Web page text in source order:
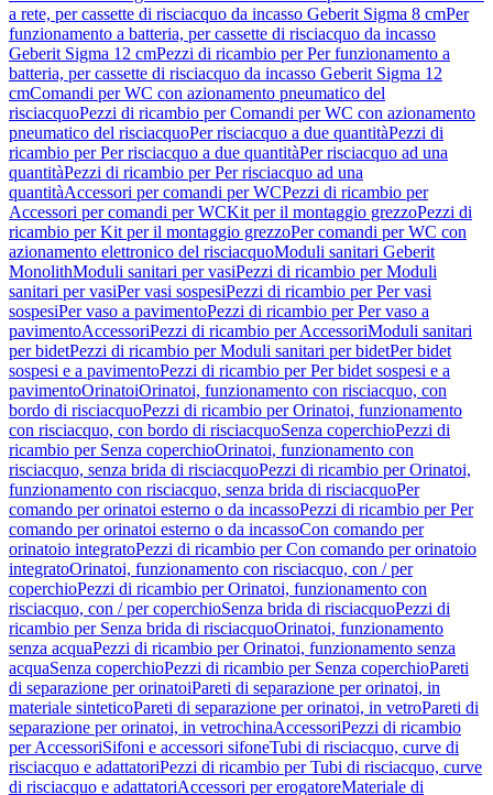
a rete, per cassette di risciacquo da incasso Geberit Sigma 8 cmPer
funzionamento a batteria, per cassette di risciacquo da incasso
Geberit Sigma 12 cmPezzi di ricambio per Per funzionamento a
batteria, per cassette di risciacquo da incasso Geberit Sigma 12
cmComandi per WC con azionamento pneumatico del
risciacquoPezzi di ricambio per Comandi per WC con azionamento
pneumatico del risciacquoPer risciacquo a due quantitàPezzi di
ricambio per Per risciacquo a due quantitàPer risciacquo ad una
quantitàPezzi di ricambio per Per risciacquo ad una
quantitàAccessori per comandi per WCPezzi di ricambio per
Accessori per comandi per WCKit per il montaggio grezzoPezzi di
ricambio per Kit per il montaggio grezzoPer comandi per WC con
azionamento elettronico del risciacquoModuli sanitari Geberit
MonolithModuli sanitari per vasiPezzi di ricambio per Moduli
sanitari per vasiPer vasi sospesiPezzi di ricambio per Per vasi
sospesiPer vaso a pavimentoPezzi di ricambio per Per vaso a
pavimentoAccessoriPezzi di ricambio per AccessoriModuli sanitari
per bidetPezzi di ricambio per Moduli sanitari per bidetPer bidet
sospesi e a pavimentoPezzi di ricambio per Per bidet sospesi e a
pavimentoOrinatoiOrinatoi, funzionamento con risciacquo, con
bordo di risciacquoPezzi di ricambio per Orinatoi, funzionamento
con risciacquo, con bordo di risciacquoSenza coperchioPezzi di
ricambio per Senza coperchioOrinatoi, funzionamento con
risciacquo, senza brida di risciacquoPezzi di ricambio per Orinatoi,
funzionamento con risciacquo, senza brida di risciacquoPer
comando per orinatoi esterno o da incassoPezzi di ricambio per Per
comando per orinatoi esterno o da incassoCon comando per
orinatoio integratoPezzi di ricambio per Con comando per orinatoio
integratoOrinatoi, funzionamento con risciacquo, con / per
coperchioPezzi di ricambio per Orinatoi, funzionamento con
risciacquo, con / per coperchioSenza brida di risciacquoPezzi di
ricambio per Senza brida di risciacquoOrinatoi, funzionamento
senza acquaPezzi di ricambio per Orinatoi, funzionamento senza
acquaSenza coperchioPezzi di ricambio per Senza coperchioPareti
di separazione per orinatoiPareti di separazione per orinatoi, in
materiale sinteticoPareti di separazione per orinatoi, in vetroPareti di
separazione per orinatoi, in vetrochinaAccessoriPezzi di ricambio
per AccessoriSifoni e accessori sifoneTubi di risciacquo, curve di
risciacquo e adattatoriPezzi di ricambio per Tubi di risciacquo, curve
di risciacquo e adattatoriAccessori per erogatoreMateriale di